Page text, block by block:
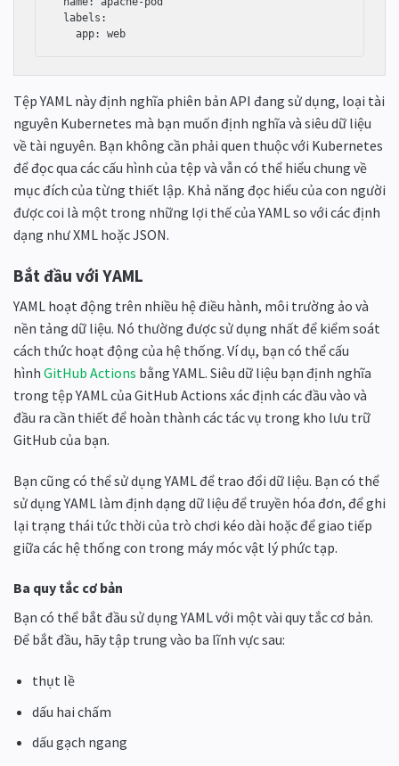
   app: web
Tệp YAML này định nghĩa phiên bản API đang sử dụng, loại tài
nguyên Kubernetes mà bạn muốn định nghĩa và siêu dữ liệu
về tài nguyên. Bạn không cần phải quen thuộc với Kubernetes
để đọc qua các cấu hình của tệp và vẫn có thể hiểu chung về
mục đích của từng thiết lập. Khả năng đọc hiểu của con người
được coi là một trong những lợi thế của YAML so với các định
dạng như XML hoặc JSON.
Bắt đầu với YAML
YAML hoạt động trên nhiều hệ điều hành, môi trường ảo và
nền tảng dữ liệu. Nó thường được sử dụng nhất để kiểm soát
cách thức hoạt động của hệ thống. Ví dụ, bạn có thể cấu
hình GitHub Actions bằng YAML. Siêu dữ liệu bạn định nghĩa
trong tệp YAML của GitHub Actions xác định các đầu vào và
đầu ra cần thiết để hoàn thành các tác vụ trong kho lưu trữ
GitHub của bạn.
Bạn cũng có thể sử dụng YAML để trao đổi dữ liệu. Bạn có thể
sử dụng YAML làm định dạng dữ liệu để truyền hóa đơn, để ghi
lại trạng thái tức thời của trò chơi kéo dài hoặc để giao tiếp
giữa các hệ thống con trong máy móc vật lý phức tạp.
Ba quy tắc cơ bản
Bạn có thể bắt đầu sử dụng YAML với một vài quy tắc cơ bản.
Để bắt đầu, hãy tập trung vào ba lĩnh vực sau:
thụt lề
dấu hai chấm
dấu gạch ngang